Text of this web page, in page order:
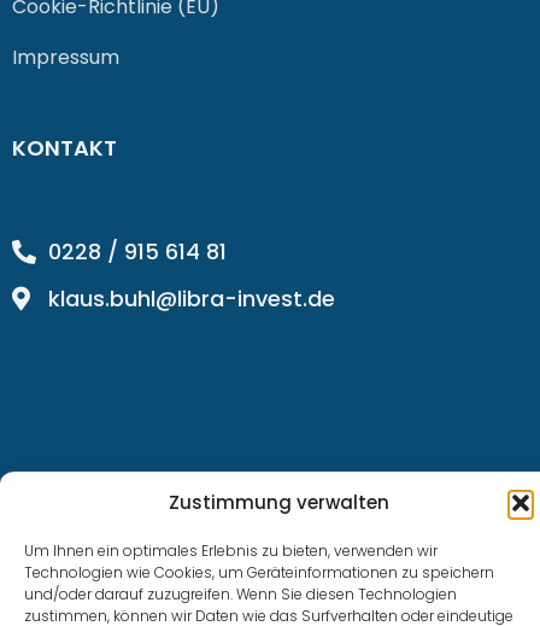
Zustimmung verwalten
Um Ihnen ein optimales Erlebnis zu bieten, verwenden wir
Technologien wie Cookies, um Geräteinformationen zu speichern
und/oder darauf zuzugreifen. Wenn Sie diesen Technologien
zustimmen, können wir Daten wie das Surfverhalten oder eindeutige
Cookie-Richtlinie (EU)
Impressum
KONTAKT
0228 / 915 614 81
klaus.buhl@libra-invest.de